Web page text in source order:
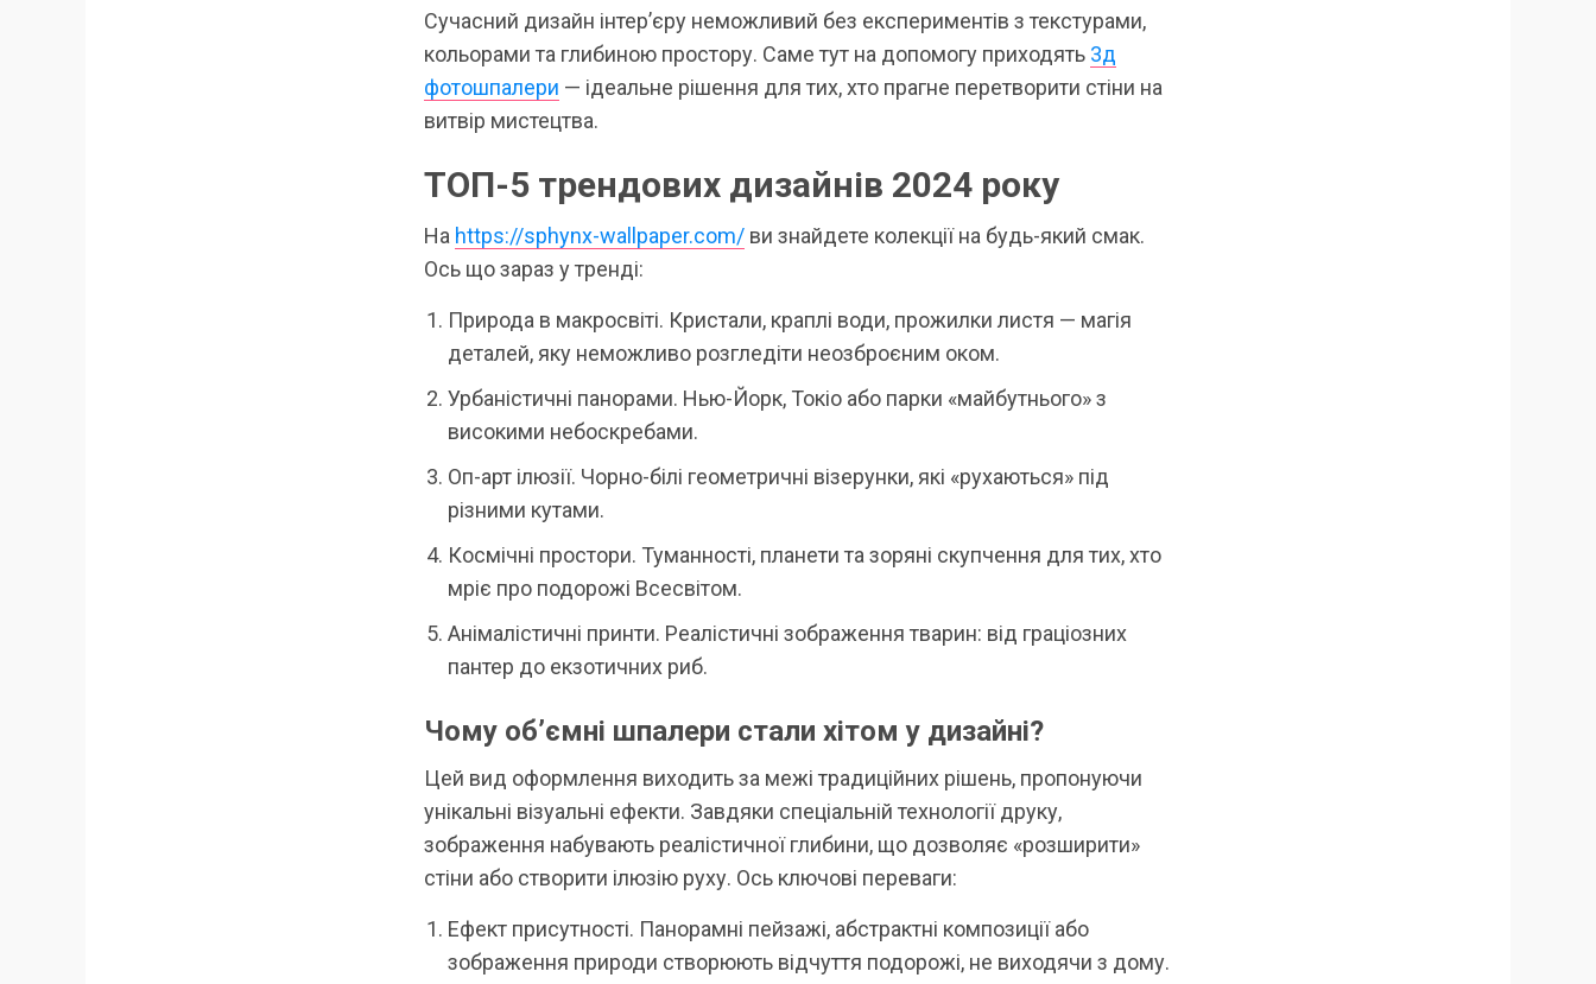
Сучасний дизайн інтер’єру неможливий без експериментів з текстурами,
кольорами та глибиною простору. Саме тут на допомогу приходять 3д
фотошпалери — ідеальне рішення для тих, хто прагне перетворити стіни на
витвір мистецтва.
ТОП-5 трендових дизайнів 2024 року
На https://sphynx-wallpaper.com/ ви знайдете колекції на будь-який смак.
Ось що зараз у тренді:
Природа в макросвіті. Кристали, краплі води, прожилки листя — магія
деталей, яку неможливо розгледіти неозброєним оком.
Урбаністичні панорами. Нью-Йорк, Токіо або парки «майбутнього» з
високими небоскребами.
Оп-арт ілюзії. Чорно-білі геометричні візерунки, які «рухаються» під
різними кутами.
Космічні простори. Туманності, планети та зоряні скупчення для тих, хто
мріє про подорожі Всесвітом.
Анімалістичні принти. Реалістичні зображення тварин: від граціозних
пантер до екзотичних риб.
Чому об’ємні шпалери стали хітом у дизайні?
Цей вид оформлення виходить за межі традиційних рішень, пропонуючи
унікальні візуальні ефекти. Завдяки спеціальній технології друку,
зображення набувають реалістичної глибини, що дозволяє «розширити»
стіни або створити ілюзію руху. Ось ключові переваги:
Ефект присутності. Панорамні пейзажі, абстрактні композиції або
зображення природи створюють відчуття подорожі, не виходячи з дому.